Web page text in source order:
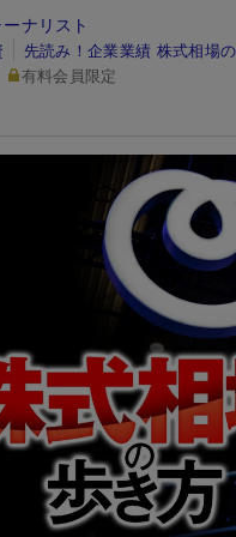
ナリスト
先読み！企業業績 株式相場
有料会員限定